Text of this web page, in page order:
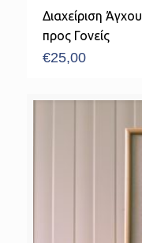
Διαχείριση
προς Γονείς
€25,00